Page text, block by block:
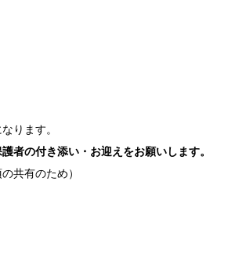
ります。
者の付き添い・お迎えをお願いします。
共有のため）